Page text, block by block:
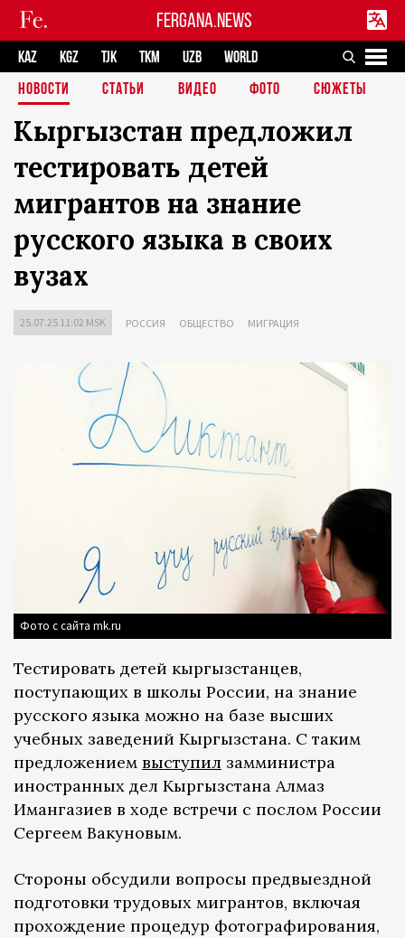
FERGANA.NEWS
KAZ KGZ TJK TKM UZB
WORLD
НОВОСТИ
СТАТЬИ ВИДЕО ФОТО СЮЖЕТЫ
Кыргызстан предложил
тестировать детей
мигрантов на знание
русского языка в своих
вузах
25.07.25 11:02 MSK РОССИЯ ОБЩЕСТВО МИГРАЦИЯ
Фото с сайта mk.ru
Тестировать детей кыргызстанцев,
поступающих в школы России, на знание
русского языка можно на базе высших
учебных заведений Кыргызстана. С таким
предложением выступил замминистра
иностранных дел Кыргызстана Алмаз
Имангазиев в ходе встречи с послом России
Сергеем Вакуновым.
Стороны обсудили вопросы предвыездной
подготовки трудовых мигрантов, включая
прохождение процедур фотографирования,